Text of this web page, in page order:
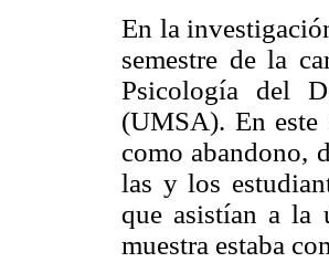
En la
semestre de la
Psicología del
(UMSA). En este
como abandono,
las y los
que asistían a la
muestra estaba